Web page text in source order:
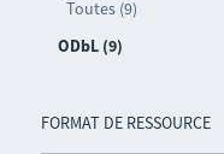
Toutes (9)
ODbL (9)
FORMAT DE RESSOURCE